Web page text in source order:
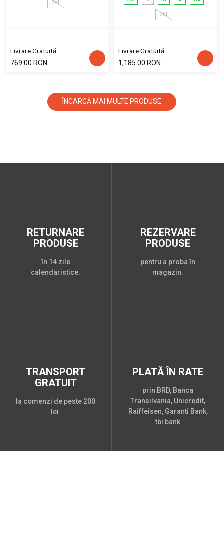
2XL
Livrare Gratuită
769.00 RON
2XL
Livrare Gratuită
1,185.00 RON
ÎNCARCĂ MAI MULTE PRODUSE
RETURNARE
PRODUSE
în 14 zile
calendaristice.
REZERVARE
PRODUSE
pentru a proba în
magazin.
TRANSPORT
GRATUIT
la comenzi de peste 200
lei.
PLATĂ ÎN RATE
prin BRD, Banca
Transilvania, Unicredit,
Raiffeisen, Garanti Bank,
tbi bank